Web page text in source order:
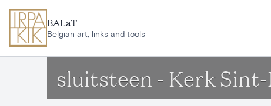
BALaT
Belgian art, links and tools
sluitsteen - Kerk